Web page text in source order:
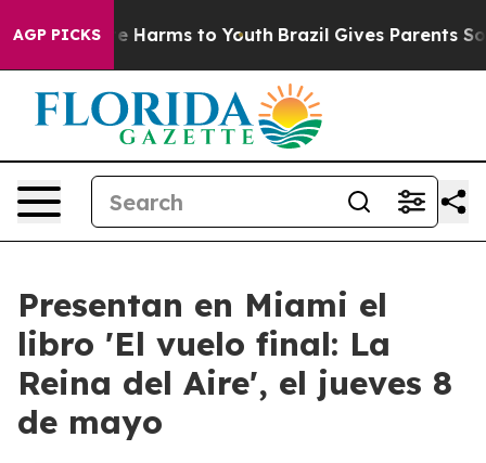
AGP PICKS
to Abate Harms to Youth Brazil Gives Parents Social
Presentan en Miami el
libro 'El vuelo final: La
Reina del Aire', el jueves 8
de mayo